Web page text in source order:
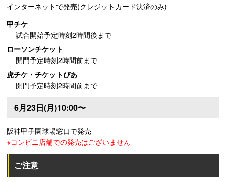
インターネットで発売(クレジットカード決済のみ)
甲チケ
試合開始予定時刻2時間後まで
ローソンチケット
開門予定時刻2時間前まで
虎チケ・チケットぴあ
開門予定時刻2時間前まで
6月23日(月)10:00〜
阪神甲子園球場窓口で発売
※コンビニ店舗での発売はございません
ご注意